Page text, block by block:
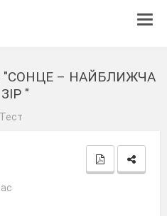
"СОНЦЕ – НАЙБЛИЖЧА
"
Тест